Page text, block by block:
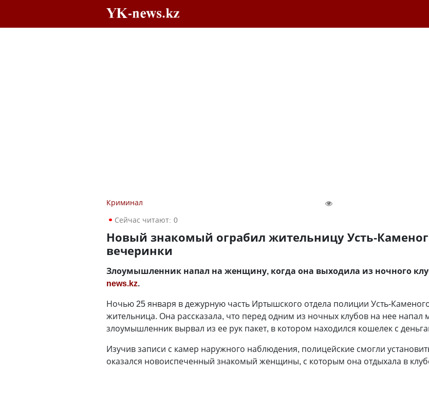
Криминал
Сейчас читают: 0
Новый знакомый ограбил жительницу Усть-
вечеринки
Злоумышленник напал на женщину, когда она выходила из ночного
news.kz.
Ночью 25 января в дежурную часть Иртышского отдела полиции Усть-
жительница. Она рассказала, что перед одним из ночных клубов на нее
злоумышленник вырвал из ее рук пакет, в котором находился кошелек с
Изучив записи с камер наружного наблюдения, полицейские смогли
оказался новоиспеченный знакомый женщины, с которым она отдыхала в